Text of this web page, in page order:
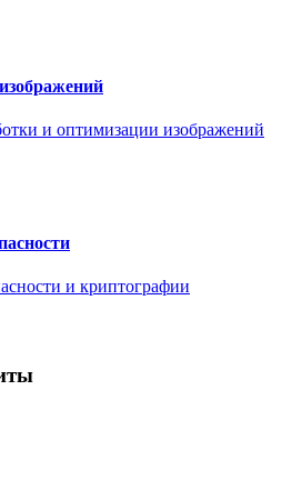
и оптимизации изображений
и криптографии